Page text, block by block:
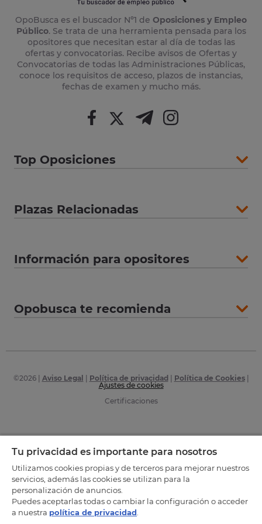
OpoBusca es el buscador Nº1 de Oposiciones y Empleo
Público. Se trata de una herramienta pensada para los
opositores que necesitan estar al día de todas las
ofertas y convocatorias. Recibe avisos de Ofertas y
Convocatorias de todas las Administraciones Públicas,
conoce los requisitos de acceso, plazos de instancias,
fechas de examen y mucho más.
Top Oposiciones
Plazas Relacionadas
Información para opositores
Opobusca te recomienda
©2026| Aviso Legal Política de privacidad Política de Cookies|
Ajustes de cookies
Certificaciones
Tu privacidad es importante para nosotros
Utilizamos cookies propias y de terceros para mejorar nuestros
servicios, además las cookies se utilizan para la
personalización de anuncios.
Puedes aceptarlas todas o cambiar la configuración o acceder
a nuestra política de privacidad